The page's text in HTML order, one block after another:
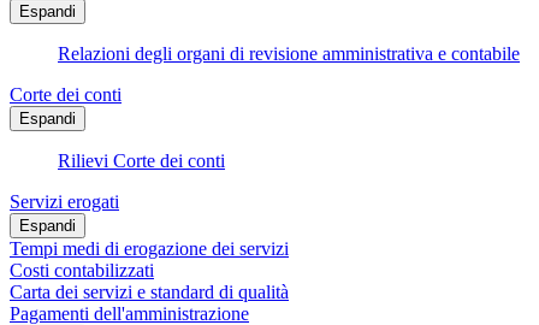
Espandi
Relazioni degli organi di revisione amministrativa e contabile
Corte dei conti
Espandi
Rilievi Corte dei conti
Servizi erogati
Espandi
Tempi medi di erogazione dei servizi
Costi contabilizzati
Carta dei servizi e standard di qualità
Pagamenti dell'amministrazione